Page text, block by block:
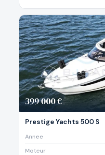
399 000 €
Prestige Yachts 500 S
Annee
Moteur